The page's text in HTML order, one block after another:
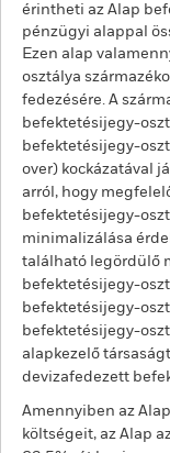
érintheti az Alap
pénzügyi alappal
Ezen alap
osztálya
fedezésére. A
befektetésijegy-
befektetésijegy-
over) kockázatával
arról, hogy
befektetésijegy-
minimalizálása
található legördülő
befektetésijegy-
befektetésijegy-
befektetésijegy-
alapkezelő
devizafedezett
Amennyiben az
költségeit, az Alap